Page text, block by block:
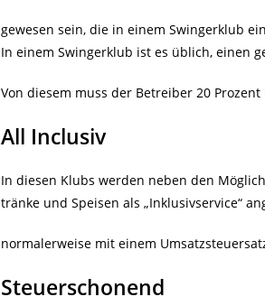
gewesen sein, die in einem Swingerklub
In einem Swingerklub ist es üblich, einen
Von diesem muss der Betreiber 20
All Inclusiv
In diesen Klubs werden neben den
tränke und Speisen als „Inklusivservice“
normalerweise mit einem
Steuerschonend